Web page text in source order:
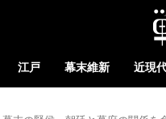
江戸 幕末維新 近現